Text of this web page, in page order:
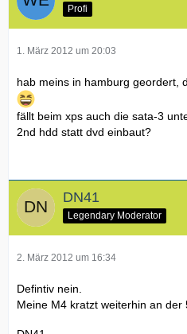
Profi
1. März 2012 um 20:03
hab meins in hamburg geordert,
fällt beim xps auch die sata-3
2nd hdd statt dvd einbaut?
DN41
Legendary Moderator
2. März 2012 um 16:34
Defintiv nein.
Meine M4 kratzt weiterhin an der